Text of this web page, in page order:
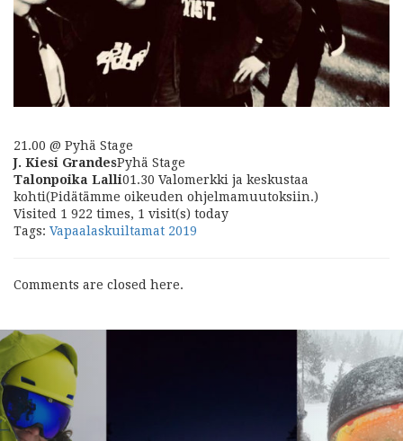
21.00 @ Pyhä Stage
J. Kiesi GrandesPyhä Stage
Talonpoika Lalli01.30 Valomerkki ja keskustaa
kohti(Pidätämme oikeuden ohjelmamuutoksiin.)
Visited 1 922 times, 1 visit(s) today
Tags: Vapaalaskuiltamat 2019
Comments are closed here.
Seuraava